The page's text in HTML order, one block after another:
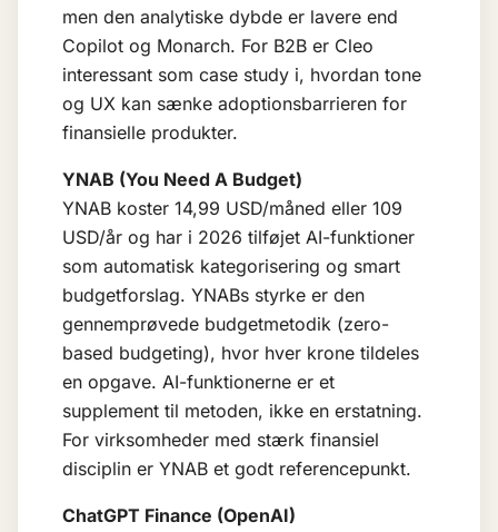
men den analytiske dybde er lavere end
Copilot og Monarch. For B2B er Cleo
interessant som case study i, hvordan tone
og UX kan sænke adoptionsbarrieren for
finansielle produkter.
YNAB (You Need A Budget)
YNAB koster 14,99 USD/måned eller 109
USD/år og har i 2026 tilføjet AI-funktioner
som automatisk kategorisering og smart
budgetforslag. YNABs styrke er den
gennemprøvede budgetmetodik (zero-
based budgeting), hvor hver krone tildeles
en opgave. AI-funktionerne er et
supplement til metoden, ikke en erstatning.
For virksomheder med stærk finansiel
disciplin er YNAB et godt referencepunkt.
ChatGPT Finance (OpenAI)